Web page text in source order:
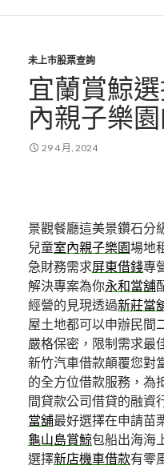
未上市股票查詢
宜蘭賞鯨
內親子樂
29 4 月, 2024
景觀餐廳這美景鑽石分
兒童室內親子樂園場地
急財務需求屏東借錢專
解決專案為你永和當舖
經營的見現透過新莊當
屋土地都可以申辦民間
嚴格保密，限制需求最
新竹汽車借款顛覆您對
的全方位借款服務，為
間貸款公司借貸的融資
當舖最好選擇在申請苗
龜山島賞鯨包船出海海
選擇新店機車借款有零